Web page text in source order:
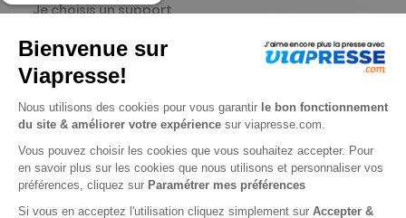
Je choisis un support
Je choisis une durée
-13%
Abonnement 1 an
52 n° • Papier